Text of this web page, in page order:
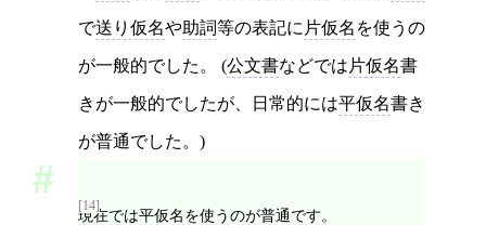
で送り仮名や助詞等の表記に 片仮名 を使うの
が一般的でした。 (公文書などでは 片仮名書
きが一般的でしたが、日常的には平仮名書き
が普通でした。)
[14]
現在では平仮名を使うのが普通です。